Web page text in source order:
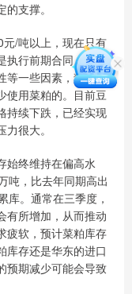
支撑。
/吨以上，现在只有
执行前期合同。考虑
等一些因素，猪料中
使用菜粕的。目前豆
持续下跌，已经实现
很大。
终维持在偏高水
吨，比去年同期高出
库。通常在三季度，
有所增加，从而推动
疲软，预计菜粕库存
库存还是华东的进口
预期减少可能会导致